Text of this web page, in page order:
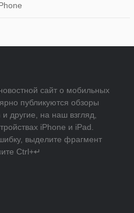
сайт о мобильных
публикуются обзоры
другие, на наш взгляд,
iPhone и iPad.
выделите фрагмент
Ctrl+↵